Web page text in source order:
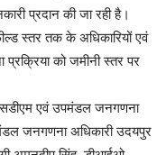
प्रदान की जा रही है।
स्तर तक के अधिकारियों एवं
प्रक्रिया को जमीनी स्तर पर
एवं उपमंडल जनगणना
जनगणना अधिकारी उदयपुर